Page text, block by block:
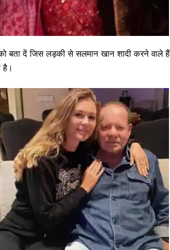
बता दें जिस लड़की से सलमान खान शादी करने वाले हैं
है।